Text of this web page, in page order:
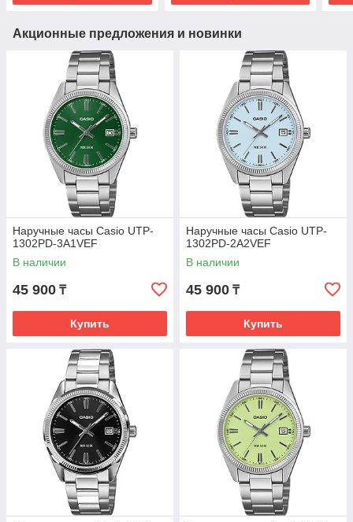
Акционные предложения и новинки
Наручные часы Casio UTP-
1302PD-3A1VEF
В наличии
45 900 ₸
Купить
Наручные часы Casio UTP-
1302PD-2A2VEF
В наличии
45 900 ₸
Купить